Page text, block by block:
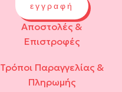
εγγραφή
Αποστολές &
Επιστροφές
Τρόποι Παραγγελίας &
Πληρωμής